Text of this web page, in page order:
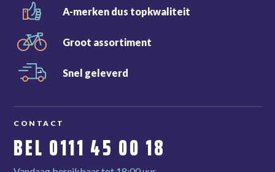
A-merken dus topkwaliteit
Groot assortiment
Snel geleverd
CONTACT
BEL 0111 45 00 18